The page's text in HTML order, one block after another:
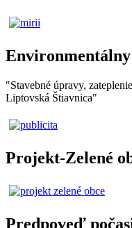
"Stavebné úpravy,
Liptovská Štiavnica"
Projekt-Zelené
Predpoveď